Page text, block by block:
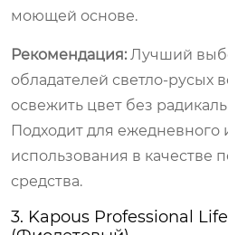
моющей основе.
Рекомендация: Лучший
обладателей светло-русых
освежить цвет без
Подходит для ежедневного
использования в качестве
средства.
3. Kapous Professional